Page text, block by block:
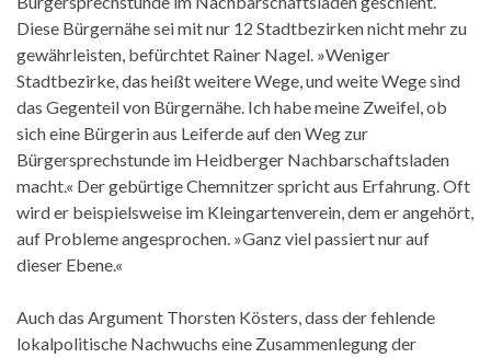
Diese Bürgernähe sei mit nur 12 Stadtbezirken nicht mehr zu
gewährleisten, befürchtet Rainer Nagel. »Weniger
Stadtbezirke, das heißt weitere Wege, und weite Wege sind
das Gegenteil von Bürgernähe. Ich habe meine Zweifel, ob
sich eine Bürgerin aus Leiferde auf den Weg zur
Bürgersprechstunde im Heidberger Nachbarschaftsladen
macht.« Der gebürtige Chemnitzer spricht aus Erfahrung. Oft
wird er beispielsweise im Kleingartenverein, dem er angehört,
auf Probleme angesprochen. »Ganz viel passiert nur auf
dieser Ebene.«
Auch das Argument Thorsten Kösters, dass der fehlende
lokalpolitische Nachwuchs eine Zusammenlegung der